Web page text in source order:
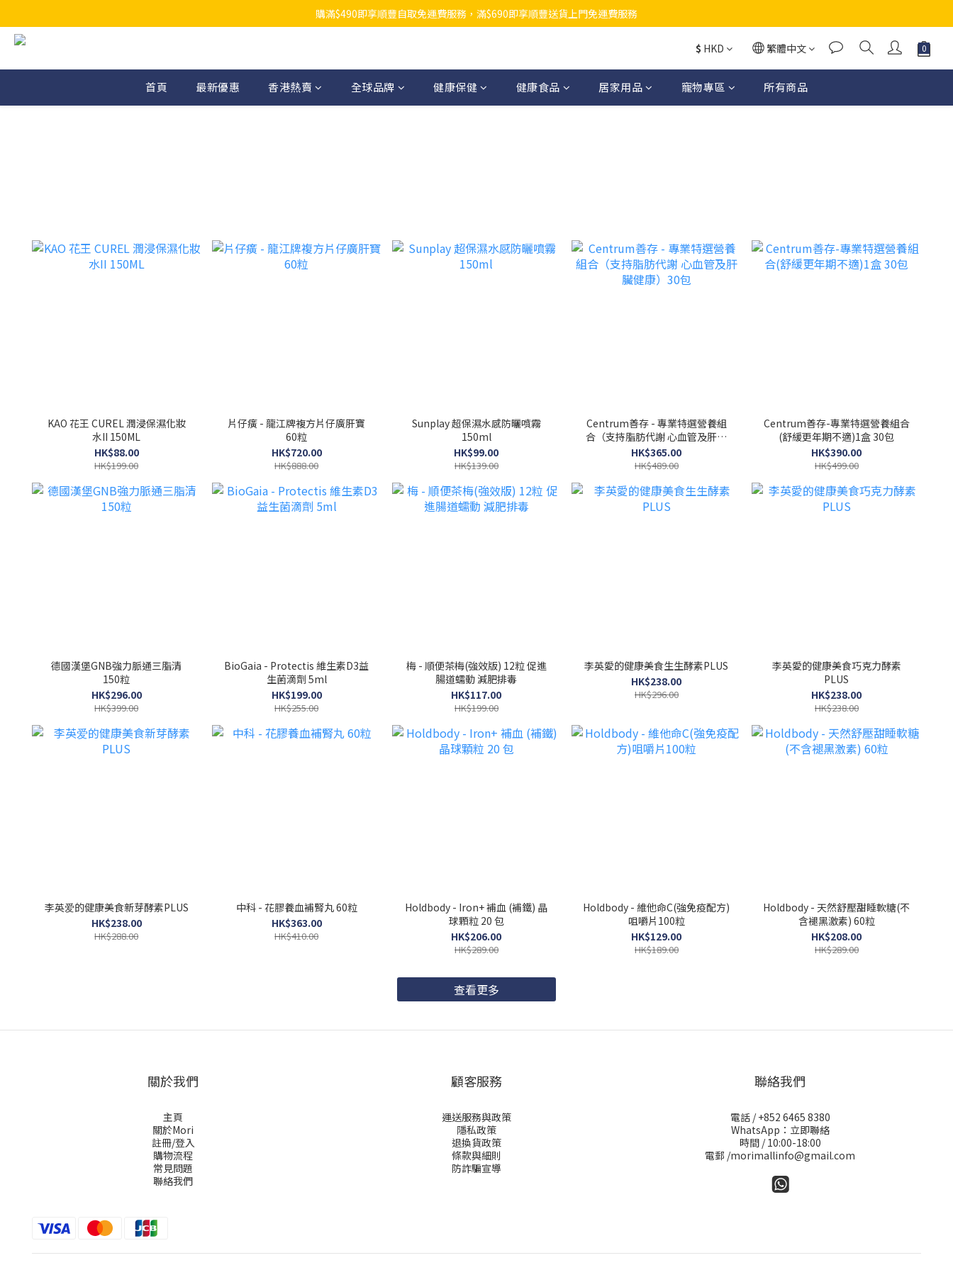
購滿$490即享順豐自取免運費服務，滿$690即享順豐送貨上門免運費服務
$ HKD 繁體中文
首頁 最新優惠 香港熱賣 全球品牌 健康保健 健康食品 居家用品 寵物專區 所有商品
KAO 花王 CUREL 潤浸保濕化妝
水II 150ML
HK$88.00
HK$199.00
片仔癀 - 龍江牌複方片仔廣肝寶
60粒
HK$720.00
HK$888.00
Sunplay 超保濕水感防曬噴霧
150ml
HK$99.00
HK$139.00
Centrum善存 - 專業特選營養組
合（支持脂肪代謝 心血管及肝臟
健康）30包
HK$365.00
HK$489.00
Centrum善存-專業特選營養組合
(舒緩更年期不適)1盒 30包
HK$390.00
HK$499.00
德國漢堡GNB強力脈通三脂清
150粒
HK$296.00
HK$399.00
BioGaia - Protectis 維生素D3益
生菌滴劑 5ml
HK$199.00
HK$255.00
梅 - 順便茶梅(強效版) 12粒 促進
腸道蠕動 減肥排毒
HK$117.00
HK$199.00
李英愛的健康美食生生酵素PLUS
HK$238.00
HK$296.00
李英愛的健康美食巧克力酵素
PLUS
HK$238.00
HK$238.00
李英爱的健康美食新芽酵素PLUS
HK$238.00
HK$288.00
中科 - 花膠養血補腎丸 60粒
HK$363.00
HK$410.00
Holdbody - Iron+ 補血 (補鐵) 晶
球顆粒 20 包
HK$206.00
HK$289.00
Holdbody - 維他命C(強免疫配方)
咀嚼片100粒
HK$129.00
HK$189.00
Holdbody - 天然舒壓甜睡軟糖(不
含褪黑激素) 60粒
HK$208.00
HK$289.00
查看更多
關於我們
主頁
關於Mori
註冊/登入
購物流程
常見問題
聯絡我們
顧客服務
運送服務與政策
隱私政策
退換貨政策
條款與細則
防詐騙宣導
聯絡我們
電話 / +852 6465 8380
WhatsApp：立即聯絡
時間 / 10:00-18:00
電郵 /morimallinfo@gmail.com